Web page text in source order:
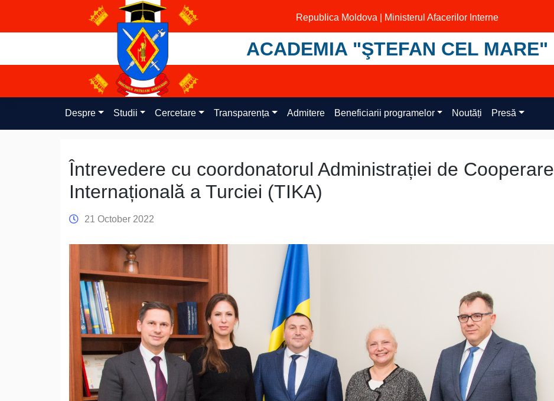
content
Republica Moldova | Ministerul Afacerilor Interne
ACADEMIA "ŞTEFAN CEL MARE"
Despre Studii Cercetare Transparența Admitere Beneficiarii programelor Noutăți Presă
Întrevedere cu coordonatorul Administrației de Cooperare
Internațională a Turciei (TIKA)
21 October 2022